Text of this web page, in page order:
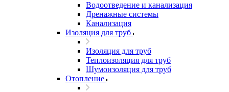
Водоотведение и канализация
Дренажные системы
Канализация
Изоляция для труб
Изоляция для труб
Теплоизоляция для труб
Шумоизоляция для труб
Отопление